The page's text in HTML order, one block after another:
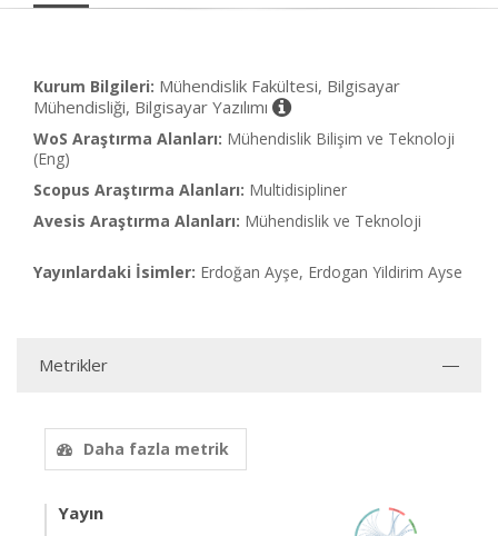
Kurum Bilgileri: Mühendislik Fakültesi, Bilgisayar
Mühendisliği, Bilgisayar Yazılımı
WoS Araştırma Alanları: Mühendislik Bilişim ve Teknoloji
(Eng)
Scopus Araştırma Alanları: Multidisipliner
Avesis Araştırma Alanları: Mühendislik ve Teknoloji
Yayınlardaki İsimler: Erdoğan Ayşe, Erdogan Yildirim Ayse
Metrikler
Daha fazla metrik
Yayın